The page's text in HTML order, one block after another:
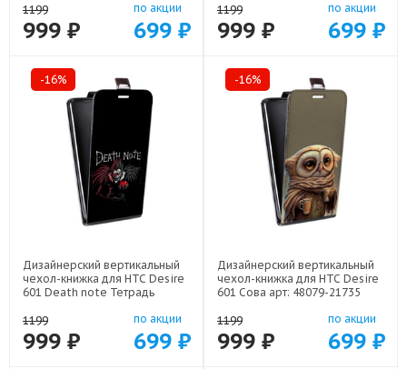
1199
999 ₽
по акции
699 ₽
1199
999 ₽
по акции
699 ₽
-16%
Дизайнерский вертикальный
чехол-книжка для HTC Desire
601 Death note Тетрадь
1199
999 ₽
по акции
699 ₽
-16%
Дизайнерский вертикальный
чехол-книжка для HTC Desire
601 Сова арт: 48079-21735
1199
999 ₽
по акции
699 ₽